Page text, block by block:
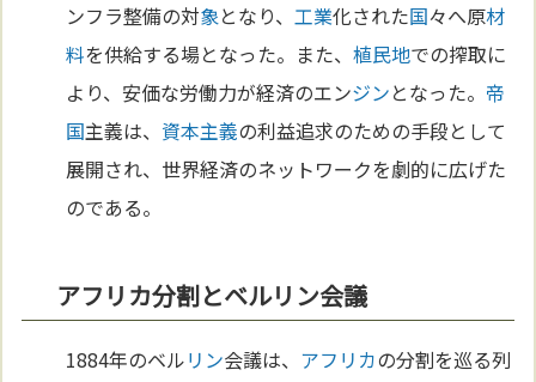
ンフラ整備の対象となり、工業化された国々へ原材
料を供給する場となった。また、植民地での搾取に
より、安価な労働力が経済のエンジンとなった。 帝
国主義は、 資本主義の利益追求のための手段として
展開され、世界経済のネットワークを劇的に広げた
のである。
アフリカ分割とベルリン会議
1884年のベルリン会議は、 アフリカの分割を巡る列